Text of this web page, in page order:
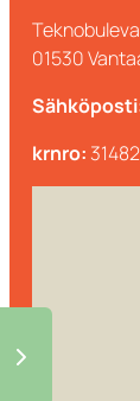
01530
krnro: